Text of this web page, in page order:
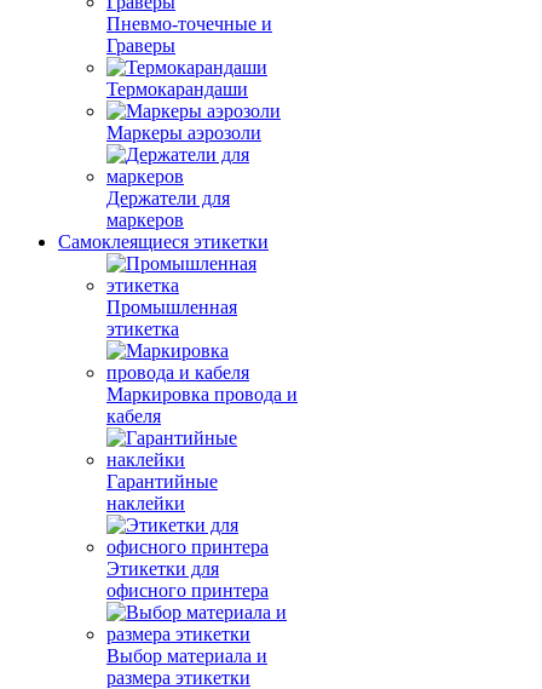
Пневмо-точечные и
Граверы
Термокарандаши
Маркеры аэрозоли
Держатели для
маркеров
Самоклеящиеся этикетки
Промышленная
этикетка
Маркировка провода и
кабеля
Гарантийные
наклейки
Этикетки для
офисного принтера
Выбор материала и
размера этикетки